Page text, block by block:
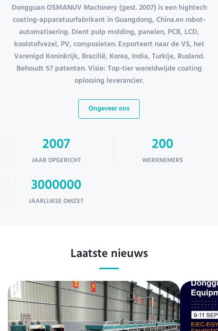
Dongguan OSMANUV Machinery (gest. 2007) is een hightech
coating-apparatuurfabrikant in Guangdong, China.en robot-
automatisering. Dient pulp molding, panelen, PCB, LCD,
koolstofvezel, PV, composieten. Exporteert naar de VS, het
Verenigd Koninkrijk, Brazilië, Korea, India, Turkije, Rusland.
Behoudt 57 patenten. Visie: Top-tier wereldwijde coating
oplossing leverancier.
Ongeveer ons
2007
JAAR OPGERICHT
200
WERKNEMERS
3000000
JAARLIJKSE OMZET
Laatste nieuws